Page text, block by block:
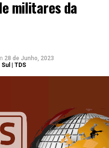
militares da
28 de Junho, 2023
| TDS